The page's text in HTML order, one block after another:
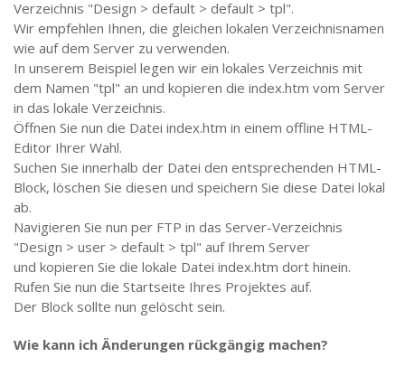
Verzeichnis "Design > default > default > tpl".
Wir empfehlen Ihnen, die gleichen lokalen Verzeichnisnamen
wie auf dem Server zu verwenden.
In unserem Beispiel legen wir ein lokales Verzeichnis mit
dem Namen "tpl" an und kopieren die index.htm vom Server
in das lokale Verzeichnis.
Öffnen Sie nun die Datei index.htm in einem offline HTML-
Editor Ihrer Wahl.
Suchen Sie innerhalb der Datei den entsprechenden HTML-
Block, löschen Sie diesen und speichern Sie diese Datei lokal
ab.
Navigieren Sie nun per FTP in das Server-Verzeichnis
"Design > user > default > tpl" auf Ihrem Server
und kopieren Sie die lokale Datei index.htm dort hinein.
Rufen Sie nun die Startseite Ihres Projektes auf.
Der Block sollte nun gelöscht sein.
Wie kann ich Änderungen rückgängig machen?